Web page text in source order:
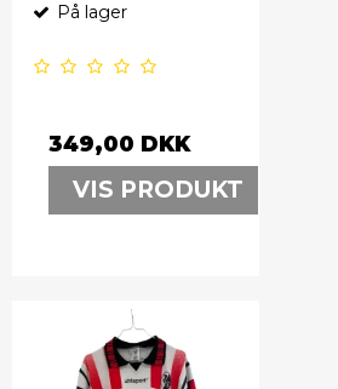
På lager
349,00 DKK
VIS PRODUKT